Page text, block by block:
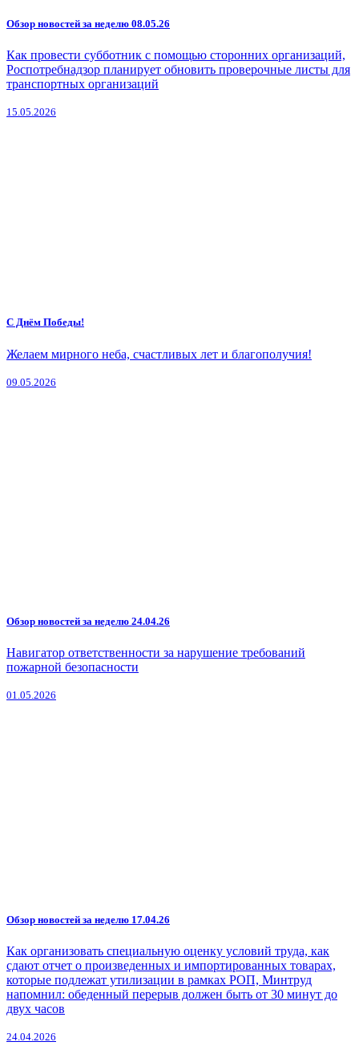
Обзор новостей за неделю 08.05.26
Как провести субботник с помощью сторонних организаций,
Роспотребнадзор планирует обновить проверочные листы для
транспортных организаций
15.05.2026
С Днём Победы!
Желаем мирного неба, счастливых лет и благополучия!
09.05.2026
Обзор новостей за неделю 24.04.26
Навигатор ответственности за нарушение требований
пожарной безопасности
01.05.2026
Обзор новостей за неделю 17.04.26
Как организовать специальную оценку условий труда, как
сдают отчет о произведенных и импортированных товарах,
которые подлежат утилизации в рамках РОП, Минтруд
напомнил: обеденный перерыв должен быть от 30 минут до
двух часов
24.04.2026